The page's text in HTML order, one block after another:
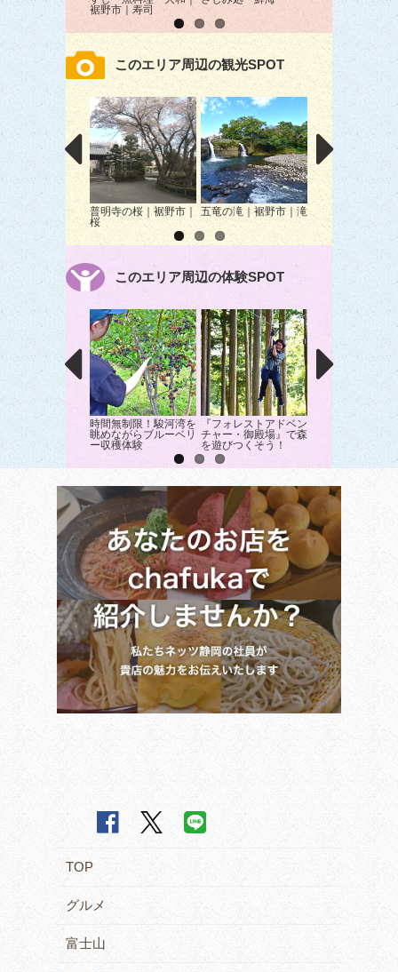
裾野市｜寿司
屋
このエリア周辺の観光SPOT
普明寺の桜｜裾野市｜
桜
五竜の滝｜裾野市｜滝
平野農園｜長泉
ルーベリー狩り
このエリア周辺の体験SPOT
時間無制限！駿河湾を
眺めながらブルーベリ
ー収穫体験
『フォレストアドベン
チャー・御殿場』で森
を遊びつくそう！
ナビゲーション
サファリゾーン
TOP
グルメ
富士山